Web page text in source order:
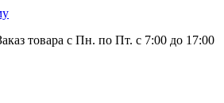
товара с Пн. по Пт. с 7:00 до 17:00